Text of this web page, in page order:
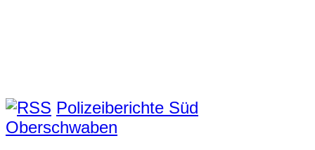
Polizeiberichte Süd
Oberschwaben